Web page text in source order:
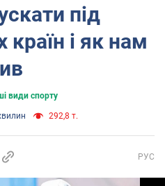
під
країн і як нам
види спорту
292,8 т.
РУС